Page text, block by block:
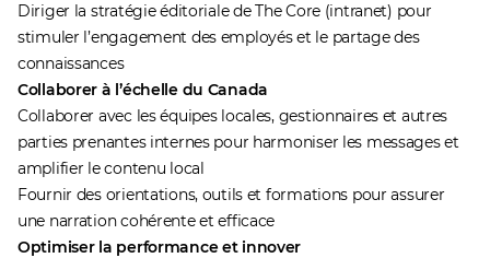
Diriger la stratégie éditoriale de The Core (intranet) pour
stimuler l’engagement des employés et le partage des
connaissances
Collaborer à l’échelle du Canada
Collaborer avec les équipes locales, gestionnaires et autres
parties prenantes internes pour harmoniser les messages et
amplifier le contenu local
Fournir des orientations, outils et formations pour assurer
une narration cohérente et efficace
Optimiser la performance et innover